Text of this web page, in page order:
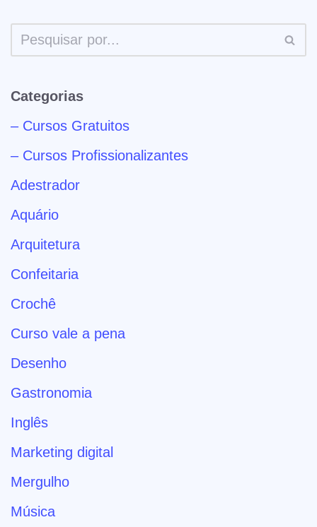
Categorias
– Cursos Gratuitos
– Cursos Profissionalizantes
Adestrador
Aquário
Arquitetura
Confeitaria
Crochê
Curso vale a pena
Desenho
Gastronomia
Inglês
Marketing digital
Mergulho
Música